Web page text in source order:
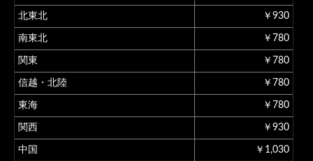
北東北 ￥930
南東北 ￥780
関東 ￥780
信越・北陸 ￥780
東海 ￥780
関西 ￥930
中国 ￥1,030